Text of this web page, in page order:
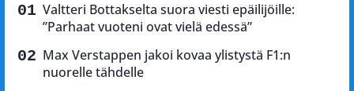
Valtteri Bottakselta suora viesti epäilijöille:
”Parhaat vuoteni ovat vielä edessä”
Max Verstappen jakoi kovaa ylistystä F1:n
nuorelle tähdelle